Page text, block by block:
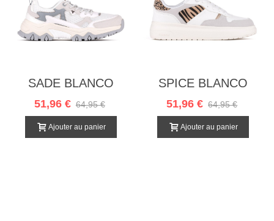
SADE BLANCO
51,96 € 64,95 €
Ajouter au panier
SPICE BLANCO
51,96 € 64,95 €
Ajouter au panier